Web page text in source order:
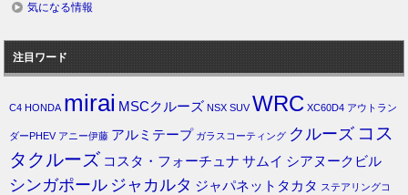
気になる情報
注目ワード
C4 HONDA mirai MSCクルーズ NSX SUV WRC XC60D4 アウトラン
ダーPHEV アニー伊藤 アルミテープ ガラスコーティング クルーズ コス
タクルーズ コスタ・フォーチュナ サムイ シアヌークビル
シンガポール ジャカルタ ジャパネットタカタ ステアリングコ